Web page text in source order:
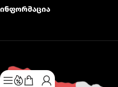
ინფორმაცია